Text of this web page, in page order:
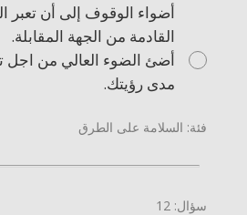
أضواء الوقوف إلى أن تعبر
القادمة من الجهة المقابلة.
أضئ الضوء العالي من
مدى رؤيتك.
فئة: السلامة على الطرق
سؤال: 12